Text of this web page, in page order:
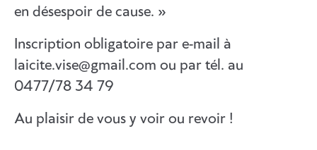
en désespoir de cause. »
Inscription obligatoire par e-mail à
laicite.vise@gmail.com ou par tél. au
0477/78 34 79
Au plaisir de vous y voir ou revoir !